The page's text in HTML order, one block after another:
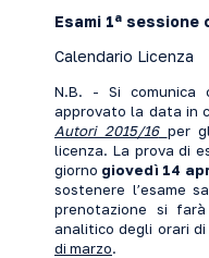
Esami 1a sessione
Calendario Licenza
N.B. - Si
approvato la data in
Autori 2015/16 per
licenza. La prova di
giorno giovedì 14
sostenere l’esame
prenotazione si
analitico degli orari
di marzo.